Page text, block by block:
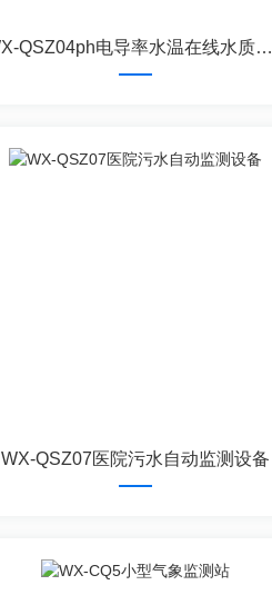
WX-QSZ04ph电导率水温在线水质监测设备
WX-QSZ07医院污水自动监测设备